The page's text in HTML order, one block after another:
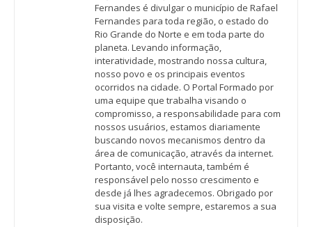
Fernandes é divulgar o município de Rafael
Fernandes para toda região, o estado do
Rio Grande do Norte e em toda parte do
planeta. Levando informação,
interatividade, mostrando nossa cultura,
nosso povo e os principais eventos
ocorridos na cidade. O Portal Formado por
uma equipe que trabalha visando o
compromisso, a responsabilidade para com
nossos usuários, estamos diariamente
buscando novos mecanismos dentro da
área de comunicação, através da internet.
Portanto, você internauta, também é
responsável pelo nosso crescimento e
desde já lhes agradecemos. Obrigado por
sua visita e volte sempre, estaremos a sua
disposição.